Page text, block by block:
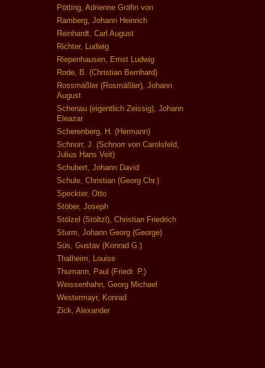
Pötting, Adrienne Gräfin von
Ramberg, Johann Heinrich
Reinhardt, Carl August
Richter, Ludwig
Riepenhausen, Ernst Ludwig
Rode, B. (Christian Bernhard)
Rossmäßler (Rosmäßler), Johann
August
Schenau (eigentlich Zeissig), Johann
Eleazar
Scherenberg, H. (Hermann)
Schnorr, J. (Schnorr von Carolsfeld,
Julius Hans Veit)
Schubert, Johann David
Schule, Christian (Georg Chr.)
Speckter, Otto
Stöber, Joseph
Stölzel (Stöltzl), Christian Friedrich
Sturm, Johann Georg (George)
Süs, Gustav (Konrad G.)
Thalheim, Louise
Thumann, Paul (Friedr. P.)
Weissenhahn, Georg Michael
Westermayr, Konrad
Zick, Alexander